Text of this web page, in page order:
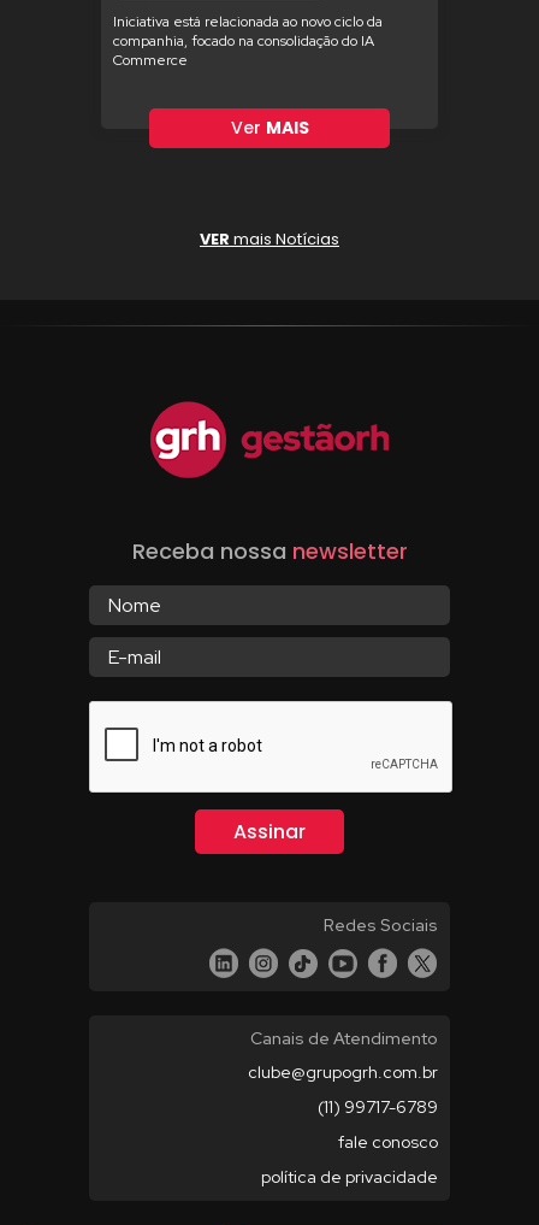
Iniciativa está relacionada ao novo ciclo da
companhia, focado na consolidação do IA
Commerce
Ver MAIS
VER mais Notícias
Receba nossa newsletter
Redes Sociais
Canais de Atendimento
clube@grupogrh.com.br
(11) 99717-6789
fale conosco
política de privacidade